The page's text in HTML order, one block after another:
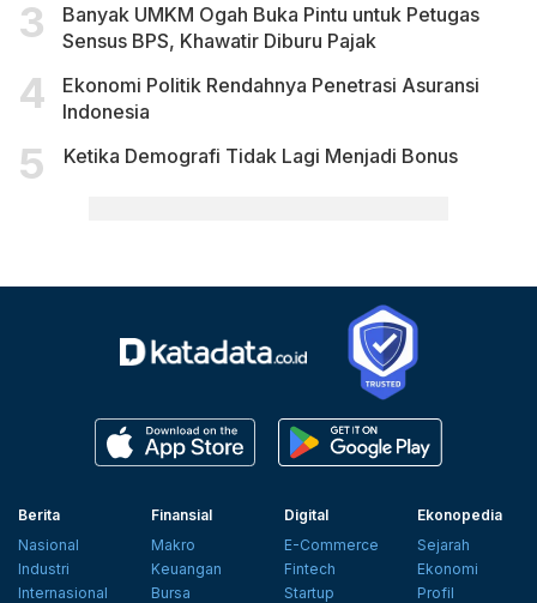
Banyak UMKM Ogah Buka Pintu untuk Petugas
Sensus BPS, Khawatir Diburu Pajak
Ekonomi Politik Rendahnya Penetrasi Asuransi
Indonesia
Ketika Demografi Tidak Lagi Menjadi Bonus
Berita
Nasional
Industri
Internasional
Finansial
Makro
Keuangan
Bursa
Digital
E-Commerce
Fintech
Startup
Ekonopedia
Sejarah
Ekonomi
Profil